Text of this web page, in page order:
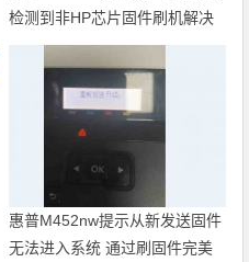
检测到非HP芯片固件刷机解决
惠普M452nw提示从新发送固件
无法进入系统 通过刷固件完美